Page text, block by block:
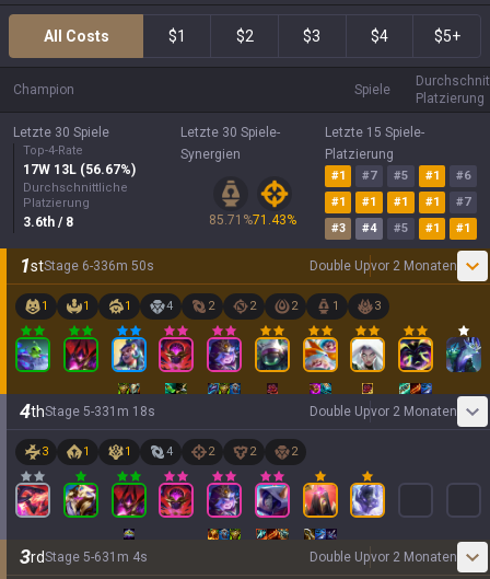
All Costs $1 $2 $3 $4 $5+
Champion Spiele
Platzierung
Letzte 30 Spiele
Top-4-Rate
17W 13L (56.67%)
Durchschnittliche
Platzierung
3.6th / 8
Letzte 30 Spiele-
Synergien
85.71 %71.43%
Letzte 15 Spiele-
Platzierung
#1 #7 #5 #1 #6
#1 #1 #1 #1 #7
#3 #4 #5 #1 #1
1stStage 6-336m 50s Double Upvor 2 Monaten
1 1 1 4 2 2 2 1 3
4thStage 5-331 m 18s Double Upvor 2 Monaten
3 1 1 4 2 2 2
3rdStage 5-631 m 4s Double Upvor 2 Monaten